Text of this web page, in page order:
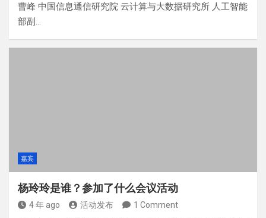
曹峰 中国信息通信研究院 云计算与大数据研究所 人工智能
部副…
嘉宾
杨玲玲是谁？参加了什么会议活动
4 年 ago 活动发布 1 Comment